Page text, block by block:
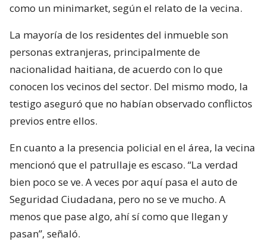
como un minimarket, según el relato de la vecina.
La mayoría de los residentes del inmueble son
personas extranjeras, principalmente de
nacionalidad haitiana, de acuerdo con lo que
conocen los vecinos del sector. Del mismo modo, la
testigo aseguró que no habían observado conflictos
previos entre ellos.
En cuanto a la presencia policial en el área, la vecina
mencionó que el patrullaje es escaso. “La verdad
bien poco se ve. A veces por aquí pasa el auto de
Seguridad Ciudadana, pero no se ve mucho. A
menos que pase algo, ahí sí como que llegan y
pasan”, señaló.